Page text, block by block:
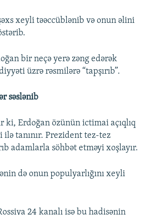
xeyli təəccüblənib və onun əlini
bir neçə yerə zəng edərək
üzrə rəsmilərə “tapşırıb”.
səslənib
ki, Erdoğan özünün ictimai açıqlıq
tanınır. Prezident tez-tez
adamlarla söhbət etməyi xoşlayır.
də onun populyarlığını xeyli
24 kanalı isə bu hadisənin